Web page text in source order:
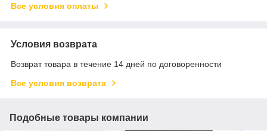
Все условия оплаты
Условия возврата
Возврат товара в течение 14 дней по договоренности
Все условия возврата
Подобные товары компании